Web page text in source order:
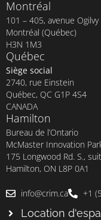
Montréal
101 – 405, avenue Ogilvy
Montréal (Québec)
H3N 1M3
Québec
Siège social
2740, rue Einstein
Québec, QC G1P 4S4
CANADA
Hamilton
Bureau de l’Ontario
McMaster Innovation
175 Longwood Rd. S.,
Hamilton, ON L8P 0A1
info@crim.ca +1
Location